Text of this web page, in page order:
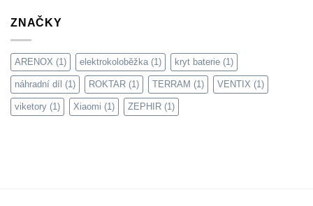
ZNAČKY
ARENOX (1) elektrokoloběžka (1) kryt baterie (1)
náhradní díl (1) ROKTAR (1) TERRAM (1) VENTIX (1)
viketory (1) Xiaomi (1) ZEPHIR (1)